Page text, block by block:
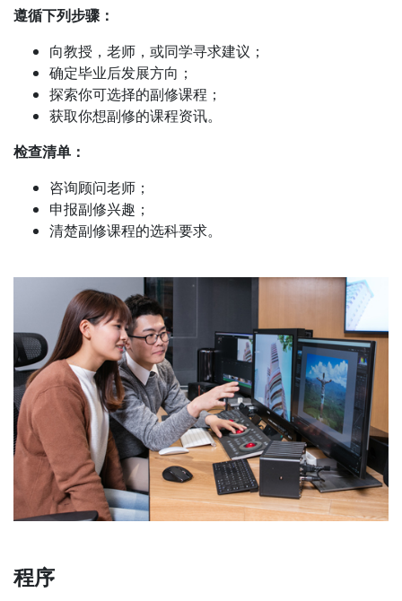
遵循下列步骤：
向教授，老师，或同学寻求建议；
确定毕业后发展方向；
探索你可选择的副修课程；
获取你想副修的课程资讯。
检查清单：
咨询顾问老师；
申报副修兴趣；
清楚副修课程的选科要求。
程序